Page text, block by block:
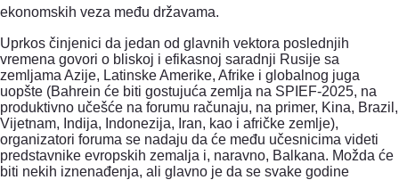
ekonomskih veza među državama.
Uprkos činjenici da jedan od glavnih vektora poslednjih
vremena govori o bliskoj i efikasnoj saradnji Rusije sa
zemljama Azije, Latinske Amerike, Afrike i globalnog juga
uopšte (Bahrein će biti gostujuća zemlja na SPIEF-2025, na
produktivno učešće na forumu računaju, na primer, Kina, Brazil,
Vijetnam, Indija, Indonezija, Iran, kao i afričke zemlje),
organizatori foruma se nadaju da će među učesnicima videti
predstavnike evropskih zemalja i, naravno, Balkana. Možda će
biti nekih iznenađenja, ali glavno je da se svake godine